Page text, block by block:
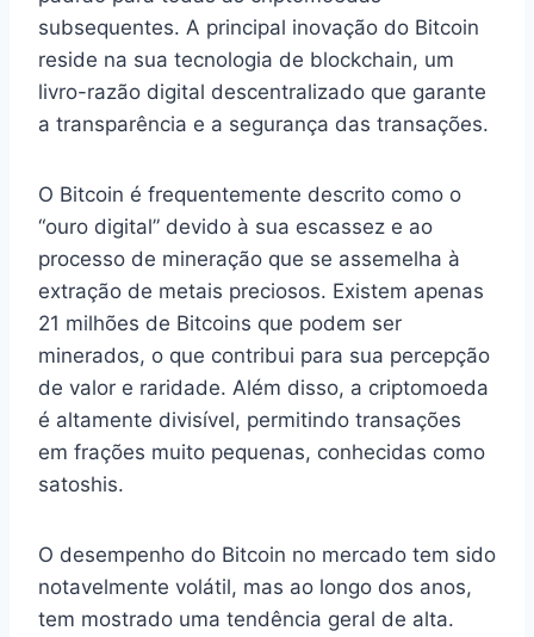
subsequentes. A principal inovação do Bitcoin
reside na sua tecnologia de blockchain, um
livro-razão digital descentralizado que garante
a transparência e a segurança das transações.
O Bitcoin é frequentemente descrito como o
“ouro digital” devido à sua escassez e ao
processo de mineração que se assemelha à
extração de metais preciosos. Existem apenas
21 milhões de Bitcoins que podem ser
minerados, o que contribui para sua percepção
de valor e raridade. Além disso, a criptomoeda
é altamente divisível, permitindo transações
em frações muito pequenas, conhecidas como
satoshis.
O desempenho do Bitcoin no mercado tem sido
notavelmente volátil, mas ao longo dos anos,
tem mostrado uma tendência geral de alta.